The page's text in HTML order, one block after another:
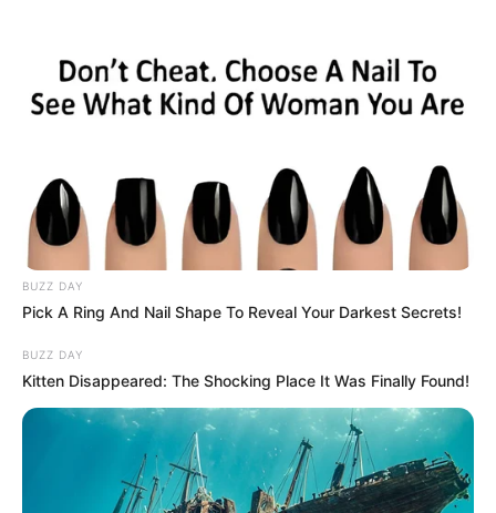
🚨 Friss! Súlyos lépést jelentett be a Fidesz, miután
elnémították képviselőjüket a parlamentben
Kategóriák
Művészek
Természet
BUZZ DAY
Pick A Ring And Nail Shape To Reveal Your Darkest Secrets!
BUZZ DAY
Kitten Disappeared: The Shocking Place It Was Finally Found!